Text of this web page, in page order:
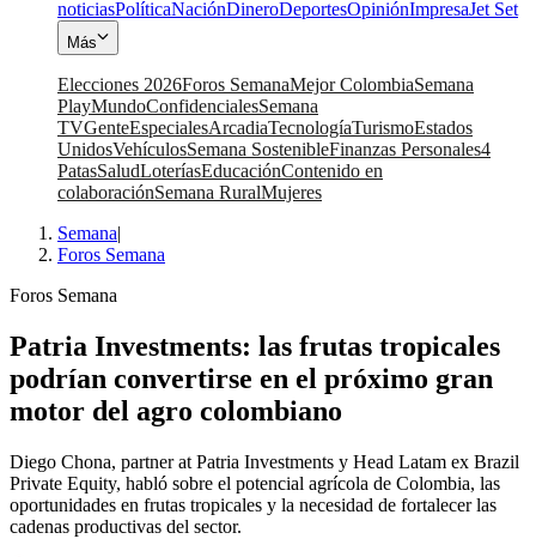
noticiasPolíticaNaciónDineroDeportesOpiniónImpresaJet Set
Más
Elecciones 2026Foros SemanaMejor ColombiaSemana
PlayMundoConfidencialesSemana
TVGenteEspecialesArcadiaTecnologíaTurismoEstados
UnidosVehículosSemana SostenibleFinanzas Personales4
PatasSaludLoteríasEducaciónContenido en
colaboraciónSemana RuralMujeres
Semana|
Foros Semana
Foros Semana
Patria Investments: las frutas tropicales
podrían convertirse en el próximo gran
motor del agro colombiano
Diego Chona, partner at Patria Investments y Head Latam ex Brazil
Private Equity, habló sobre el potencial agrícola de Colombia, las
oportunidades en frutas tropicales y la necesidad de fortalecer las
cadenas productivas del sector.